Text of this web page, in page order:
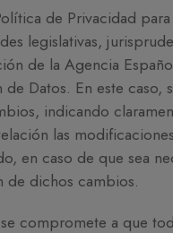
de Privacidad
legislativas,
de la Agencia
Datos. En este caso,
indicando
las
en caso de que sea
de dichos cambios.
compromete a que